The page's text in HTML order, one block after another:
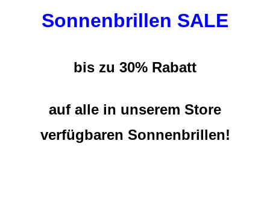
Sonnenbrillen SALE
bis zu 30% Rabatt
auf alle in unserem Store
verfügbaren Sonnenbrillen!